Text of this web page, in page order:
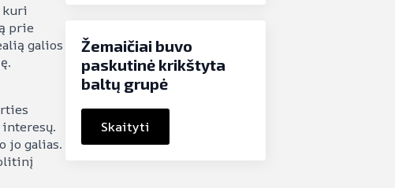
kuri
prie
galios
jo galias.
Žemaičiai buvo
paskutinė krikštyta
baltų grupė
Skaityti